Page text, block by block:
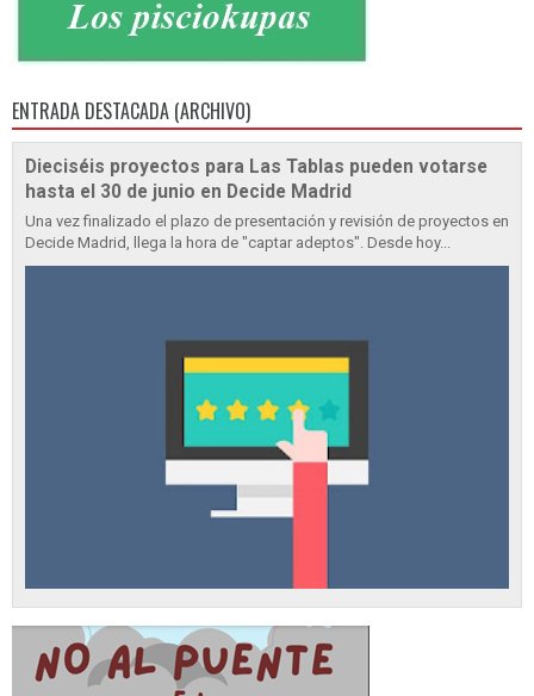
ENTRADA DESTACADA (ARCHIVO)
Dieciséis proyectos para Las Tablas pueden votarse
hasta el 30 de junio en Decide Madrid
Una vez finalizado el plazo de presentación y revisión de proyectos en
Decide Madrid, llega la hora de "captar adeptos". Desde hoy...